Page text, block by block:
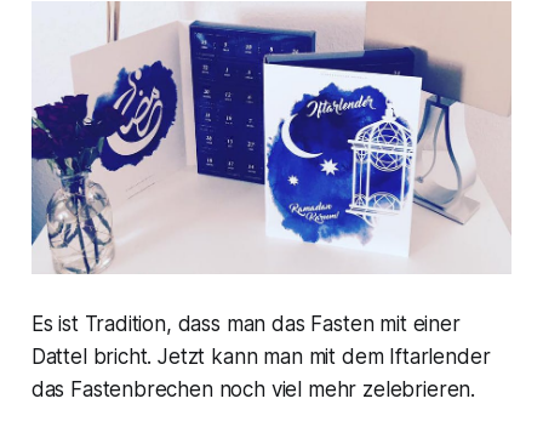
Es ist Tradition, dass man das Fasten mit einer
Dattel bricht. Jetzt kann man mit dem Iftarlender
das Fastenbrechen noch viel mehr zelebrieren.